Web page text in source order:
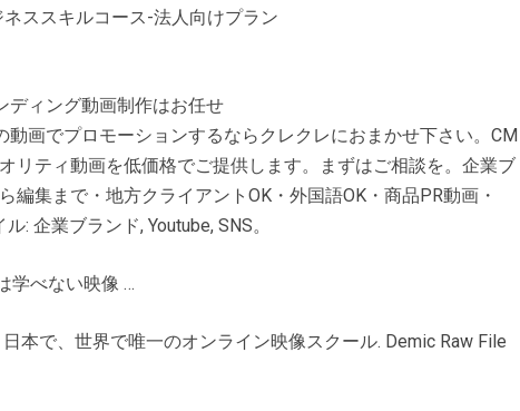
ススキルコース-法人向けプラン
ディング動画制作はお任せ
動画でプロモーションするならクレクレにおまかせ下さい。CM
リティ動画を低価格でご提供します。まずはご相談を。企業ブ
編集まで・地方クライアントOK・外国語OK・商品PR動画・
: 企業ブランド, Youtube, SNS。
学べない映像 …
本で、世界で唯一のオンライン映像スクール. Demic Raw File